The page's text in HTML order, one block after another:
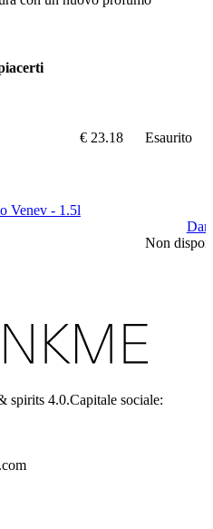
€ 23.18
Venev - 1.5l
Esaurito
Non
spirits 4.0.Capitale sociale: